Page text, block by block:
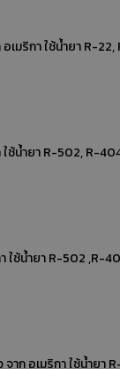
ใช้น้ำยา R-502, R-